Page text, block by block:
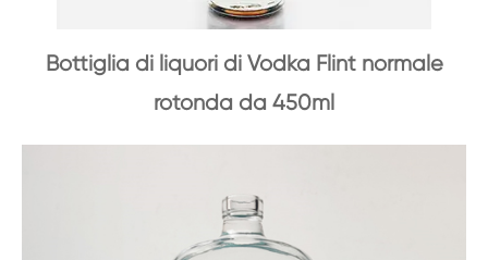
Bottiglia di liquori di Vodka Flint normale
rotonda da 450ml